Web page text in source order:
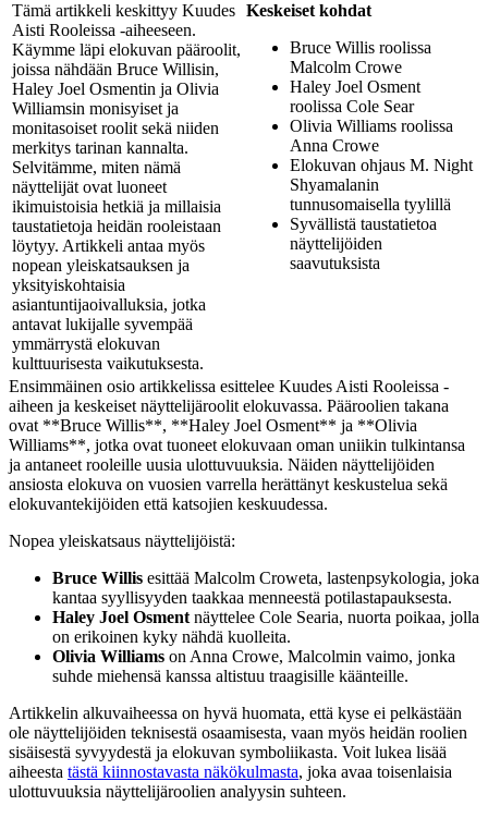
Tämä artikkeli keskittyy Kuudes
Aisti Rooleissa -aiheeseen.
Käymme läpi elokuvan pääroolit,
joissa nähdään Bruce Willisin,
Haley Joel Osmentin ja Olivia
Williamsin monisyiset ja
monitasoiset roolit sekä niiden
merkitys tarinan kannalta.
Selvitämme, miten nämä
näyttelijät ovat luoneet
ikimuistoisia hetkiä ja millaisia
taustatietoja heidän rooleistaan
löytyy. Artikkeli antaa myös
nopean yleiskatsauksen ja
yksityiskohtaisia
asiantuntijaoivalluksia, jotka
antavat lukijalle syvempää
ymmärrystä elokuvan
kulttuurisesta vaikutuksesta.
Keskeiset kohdat
Bruce Willis roolissa
Malcolm Crowe
Haley Joel Osment
roolissa Cole Sear
Olivia Williams roolissa
Anna Crowe
Elokuvan ohjaus M. Night
Shyamalanin
tunnusomaisella tyylillä
Syvällistä taustatietoa
näyttelijöiden
saavutuksista
Ensimmäinen osio artikkelissa esittelee Kuudes Aisti Rooleissa -
aiheen ja keskeiset näyttelijäroolit elokuvassa. Pääroolien takana
ovat **Bruce Willis**, **Haley Joel Osment** ja **Olivia
Williams**, jotka ovat tuoneet elokuvaan oman uniikin tulkintansa
ja antaneet rooleille uusia ulottuvuuksia. Näiden näyttelijöiden
ansiosta elokuva on vuosien varrella herättänyt keskustelua sekä
elokuvantekijöiden että katsojien keskuudessa.
Nopea yleiskatsaus näyttelijöistä:
Bruce Willis esittää Malcolm Croweta, lastenpsykologia, joka
kantaa syyllisyyden taakkaa menneestä potilastapauksesta.
Haley Joel Osment näyttelee Cole Searia, nuorta poikaa, jolla
on erikoinen kyky nähdä kuolleita.
Olivia Williams on Anna Crowe, Malcolmin vaimo, jonka
suhde miehensä kanssa altistuu traagisille käänteille.
Artikkelin alkuvaiheessa on hyvä huomata, että kyse ei pelkästään
ole näyttelijöiden teknisestä osaamisesta, vaan myös heidän roolien
sisäisestä syvyydestä ja elokuvan symboliikasta. Voit lukea lisää
aiheesta tästä kiinnostavasta näkökulmasta, joka avaa toisenlaisia
ulottuvuuksia näyttelijäroolien analyysin suhteen.